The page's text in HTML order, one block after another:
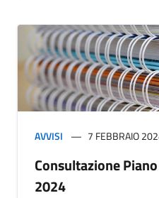
AVVISI 7 FEBBRAIO
Consultazione
2024